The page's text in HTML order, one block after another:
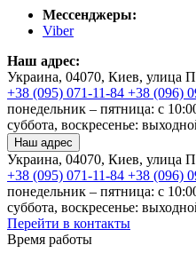
Мессенджеры:
Viber
Наш адрес:
Украина, 04070, Киев, улица
+38 (095) 071-11-84 +38 (096)
понедельник – пятница: с
суббота, воскресенье:
Наш адрес
Украина, 04070, Киев, улица
+38 (095) 071-11-84 +38 (096)
понедельник – пятница: с
суббота, воскресенье:
Перейти в контакты
Время работы